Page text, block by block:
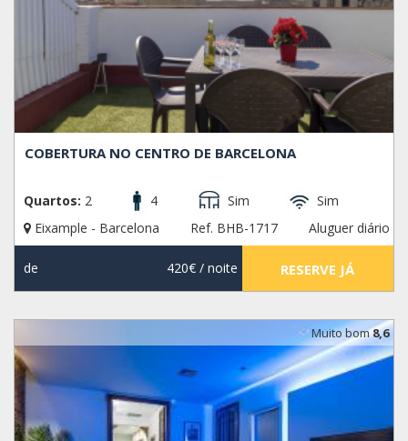
COBERTURA NO CENTRO DE BARCELONA
Quartos: 2 4 Sim
Sim
Eixample - Barcelona
Ref. BHB-1717 Aluguer diário
de 420€/ noite RESERVE JÁ
Muito bom8,6